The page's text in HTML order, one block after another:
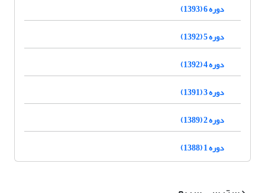
دوره 6 (1393)
دوره 5 (1392)
دوره 4 (1392)
دوره 3 (1391)
دوره 2 (1389)
دوره 1 (1388)